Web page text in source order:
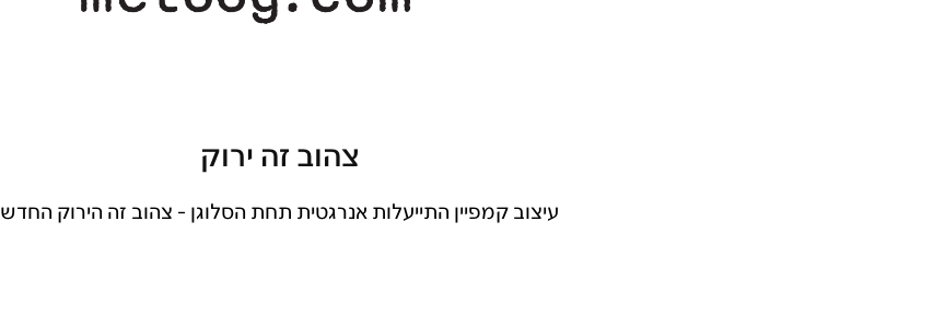
צהוב זה ירוק
עיצוב קמפיין התייעלות אנרגטית תחת הסלוגן - צהוב זה הירוק החדש